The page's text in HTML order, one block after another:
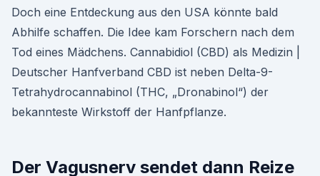
Doch eine Entdeckung aus den USA könnte bald
Abhilfe schaffen. Die Idee kam Forschern nach dem
Tod eines Mädchens. Cannabidiol (CBD) als Medizin |
Deutscher Hanfverband CBD ist neben Delta-9-
Tetrahydrocannabinol (THC, „Dronabinol“) der
bekannteste Wirkstoff der Hanfpflanze.
Der Vagusnerv sendet dann Reize